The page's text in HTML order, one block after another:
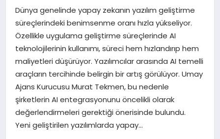
YAŞAM
EKONOMI
SAĞLIK
DÜNYA
EĞITIM
Dünya genelinde yapay zekanın yazılım geliştirme
süreçlerindeki benimsenme oranı hızla yükseliyor.
Özellikle uygulama geliştirme süreçlerinde AI
teknolojilerinin kullanımı, süreci hem hızlandırıp hem
maliyetleri düşürüyor. Yazılımcılar arasında AI temelli
araçların tercihinde belirgin bir artış görülüyor. Umay
Ajans Kurucusu Murat Tekmen, bu nedenle
şirketlerin AI entegrasyonunu öncelikli olarak
değerlendirmeleri gerektiği önerisinde bulundu.
Yeni geliştirilen yazılımlarda yapay…